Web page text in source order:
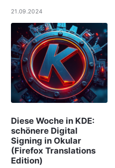
21.09.2024
Diese Woche in KDE:
schönere Digital
Signing in Okular
(Firefox Translations
Edition)